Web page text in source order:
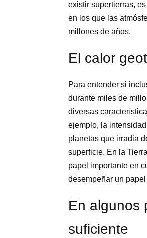
existir supertierras,
en los que las
millones de años.
El calor
Para entender si
durante miles de
diversas
ejemplo, la
planetas que irradia
superficie. En la
papel importante en
desempeñar un
En algunos
suficiente